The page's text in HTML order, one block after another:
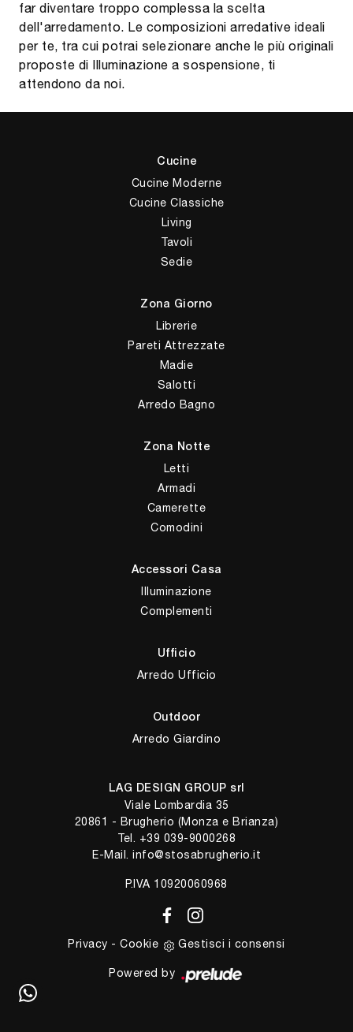
far diventare troppo complessa la scelta
dell'arredamento. Le composizioni arredative ideali
per te, tra cui potrai selezionare anche le più originali
proposte di Illuminazione a sospensione, ti
attendono da noi.
Cucine
Cucine Moderne
Cucine Classiche
Living
Tavoli
Sedie
Zona Giorno
Librerie
Pareti Attrezzate
Madie
Salotti
Arredo Bagno
Zona Notte
Letti
Armadi
Camerette
Comodini
Accessori Casa
Illuminazione
Complementi
Ufficio
Arredo Ufficio
Outdoor
Arredo Giardino
LAG DESIGN GROUP srl
Viale Lombardia 35
20861 - Brugherio (Monza e Brianza)
Tel. +39 039-9000268
E-Mail. info@stosabrugherio.it
P.IVA 10920060968
Privacy -Cookie Gestisci i consensi
Powered by